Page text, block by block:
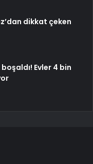
dikkat çeken
Evler 4 bin